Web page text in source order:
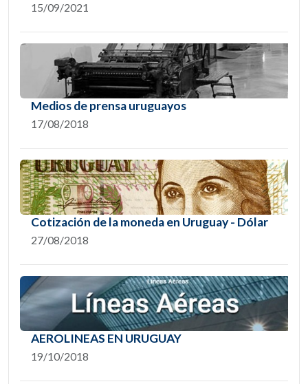
15/09/2021
Medios de prensa uruguayos
17/08/2018
Cotización de la moneda en Uruguay - Dólar
27/08/2018
AEROLINEAS EN URUGUAY
19/10/2018